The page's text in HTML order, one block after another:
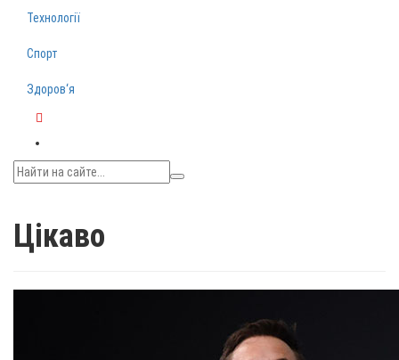
Технології
Спорт
Здоров‘я
Цікаво